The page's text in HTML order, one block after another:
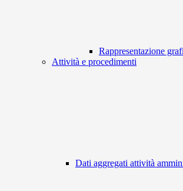
Rappresentazione
Attività e procedimenti
Dati aggregati attività